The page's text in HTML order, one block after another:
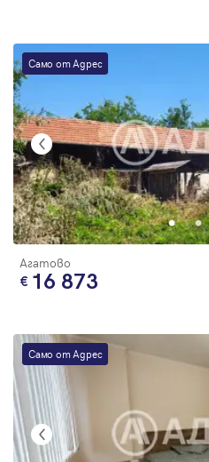
Само от Адрес
Агатово
16 873
Само от Адрес